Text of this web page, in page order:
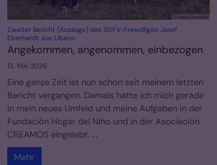
© Josef Eberhardt
Zweiter Bericht (Auszüge) des SDFV-Freiwilligen Josef
Eberhardt aus Líbano:
Angekommen, angenommen, einbezogen
13. Mai 2026
Eine ganze Zeit ist nun schon seit meinem letzten
Bericht vergangen. Damals hatte ich mich gerade
in mein neues Umfeld und meine Aufgaben in der
Fundación Hogar del Niño und in der Asociación
CREAMOS eingelebt. ...
Mehr